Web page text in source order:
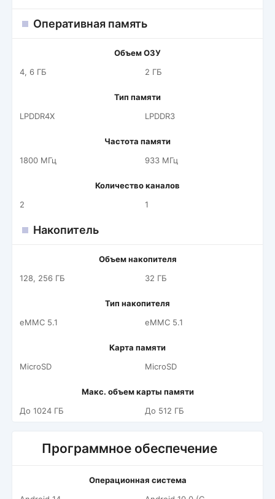
Оперативная память
Объем ОЗУ
4, 6 ГБ
2 ГБ
Тип памяти
LPDDR4X
LPDDR3
Частота памяти
1800 МГц
933 МГц
Количество каналов
2
1
Накопитель
Объем накопителя
128, 256 ГБ
32 ГБ
Тип накопителя
eMMC 5.1
eMMC 5.1
Карта памяти
MicroSD
MicroSD
Макс. объем карты памяти
До 1024 ГБ
До 512 ГБ
Программное обеспечение
Операционная система